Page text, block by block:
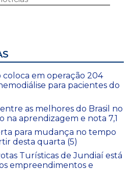
coloca em operação 204
para pacientes do
as melhores do Brasil no
na aprendizagem e nota 7,1
para mudança no tempo
desta quarta (5)
Turísticas de Jundiaí está
empreendimentos e